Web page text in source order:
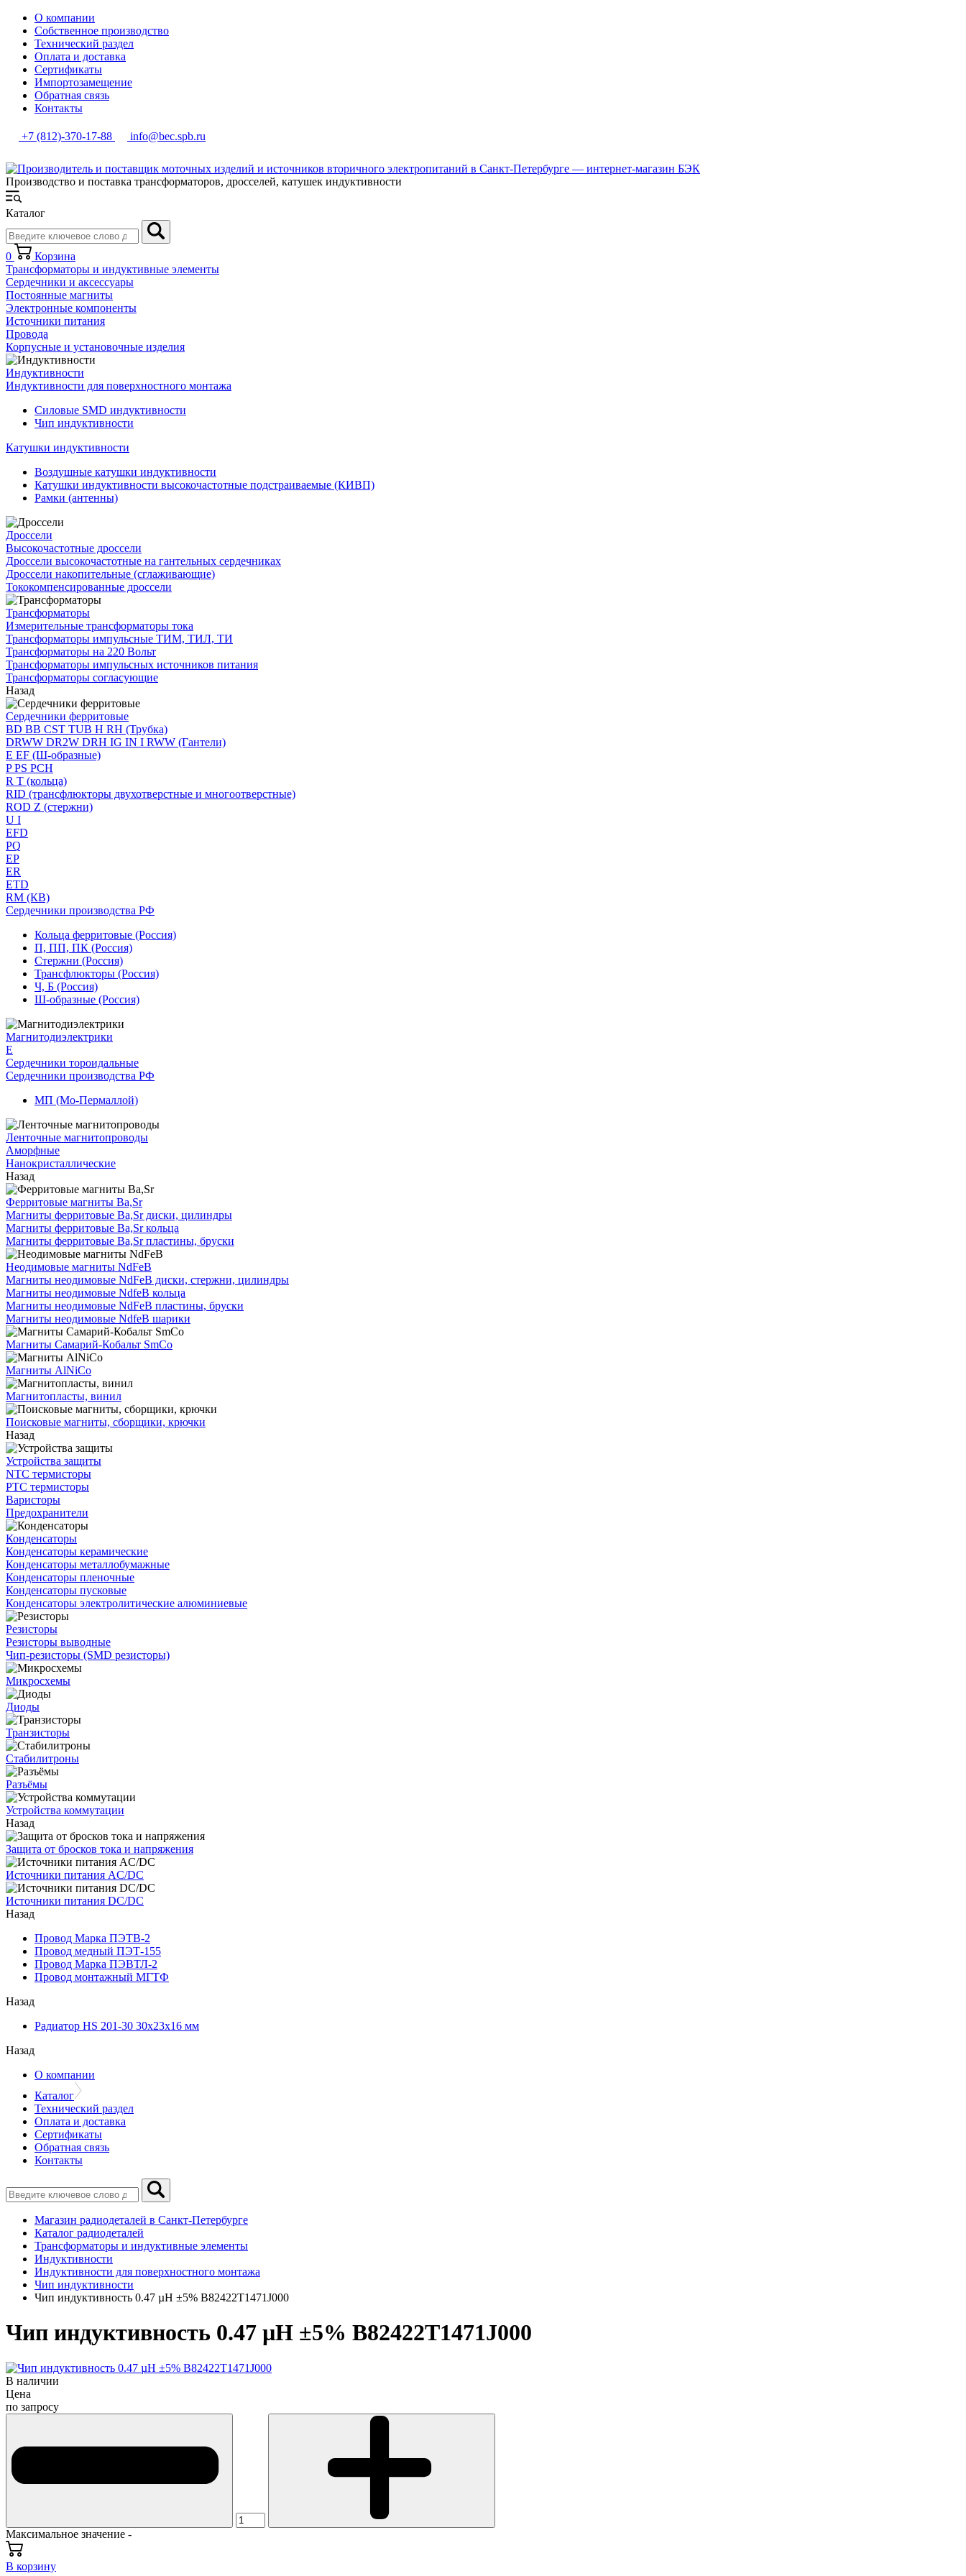
О компании
Собственное производство
Технический раздел
Оплата и доставка
Сертификаты
Импортозамещение
Обратная связь
Контакты
+7 (812)-370-17-88 info@bec.spb.ru
Производство и поставка трансформаторов, дросселей, катушек индуктивности
Каталог
0
Корзина
Трансформаторы и индуктивные элементы
Сердечники и аксессуары
Постоянные магниты
Электронные компоненты
Источники питания
Провода
Корпусные и установочные изделия
Индуктивности
Индуктивности для поверхностного монтажа
Силовые SMD индуктивности
Чип индуктивности
Катушки индуктивности
Воздушные катушки индуктивности
Катушки индуктивности высокочастотные подстраиваемые (КИВП)
Рамки (антенны)
Дроссели
Высокочастотные дроссели
Дроссели высокочастотные на гантельных сердечниках
Дроссели накопительные (сглаживающие)
Тококомпенсированные дроссели
Трансформаторы
Измерительные трансформаторы тока
Трансформаторы импульсные ТИМ, ТИЛ, ТИ
Трансформаторы на 220 Вольт
Трансформаторы импульсных источников питания
Трансформаторы согласующие
Назад
Сердечники ферритовые
BD BB CST TUB H RH (Трубка)
DRWW DR2W DRH IG IN I RWW (Гантели)
E EF (Ш-образные)
P PS PCH
R T (кольца)
RID (трансфлюкторы двухотверстные и многоотверстные)
ROD Z (стержни)
U I
EFD
PQ
EP
ER
ETD
RM (КВ)
Сердечники производства РФ
Кольца ферритовые (Россия)
П, ПП, ПК (Россия)
Стержни (Россия)
Трансфлюкторы (Россия)
Ч, Б (Россия)
Ш-образные (Россия)
Магнитодиэлектрики
E
Сердечники тороидальные
Сердечники производства РФ
МП (Мо-Пермаллой)
Ленточные магнитопроводы
Аморфные
Нанокристаллические
Назад
Ферритовые магниты Ba,Sr
Магниты ферритовые Ba,Sr диски, цилиндры
Магниты ферритовые Ba,Sr кольца
Магниты ферритовые Ba,Sr пластины, бруски
Неодимовые магниты NdFeB
Магниты неодимовые NdFeB диски, стержни, цилиндры
Магниты неодимовые NdfeB кольца
Магниты неодимовые NdFeB пластины, бруски
Магниты неодимовые NdfeB шарики
Магниты Самарий-Кобальт SmCo
Магниты AlNiCo
Магнитопласты, винил
Поисковые магниты, сборщики, крючки
Назад
Устройства защиты
NTC термисторы
PTC термисторы
Варисторы
Предохранители
Конденсаторы
Конденсаторы керамические
Конденсаторы металлобумажные
Конденсаторы пленочные
Конденсаторы пусковые
Конденсаторы электролитические алюминиевые
Резисторы
Резисторы выводные
Чип-резисторы (SMD резисторы)
Микросхемы
Диоды
Транзисторы
Стабилитроны
Разъёмы
Устройства коммутации
Назад
Защита от бросков тока и напряжения
Источники питания AC/DC
Источники питания DC/DC
Назад
Провод Марка ПЭТВ-2
Провод медный ПЭТ-155
Провод Марка ПЭВТЛ-2
Провод монтажный МГТФ
Назад
Радиатор HS 201-30 30х23х16 мм
Назад
О компании
Каталог
Технический раздел
Оплата и доставка
Сертификаты
Обратная связь
Контакты
Магазин радиодеталей в Санкт-Петербурге
Каталог радиодеталей
Трансформаторы и индуктивные элементы
Индуктивности
Индуктивности для поверхностного монтажа
Чип индуктивности
Чип индуктивность 0.47 µH ±5% B82422T1471J000
Чип индуктивность 0.47 µH ±5% B82422T1471J000
В наличии
Цена
по запросу
Максимальное значение -
В корзину